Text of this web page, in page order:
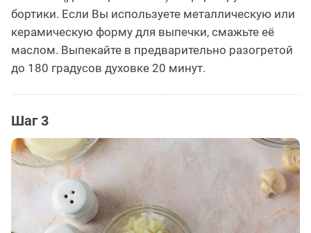
бортики. Если Вы используете металлическую или
керамическую форму для выпечки, смажьте её
маслом. Выпекайте в предварительно разогретой
до 180 градусов духовке 20 минут.
Шаг 3